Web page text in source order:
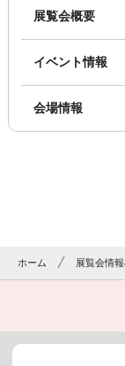
展覧会概要
イベント情報
会場情報
ホーム 展覧会情